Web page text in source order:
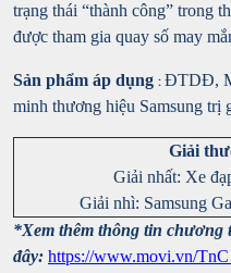
trạng thái “thành công” trong
được tham gia quay số may
Sản phẩm áp dụng : ĐTDĐ,
minh thương hiệu Samsung trị
Giải
Giải nhất: Xe
Giải nhì: Samsung
*Xem thêm thông tin chương
đây: https://www.movi.vn/